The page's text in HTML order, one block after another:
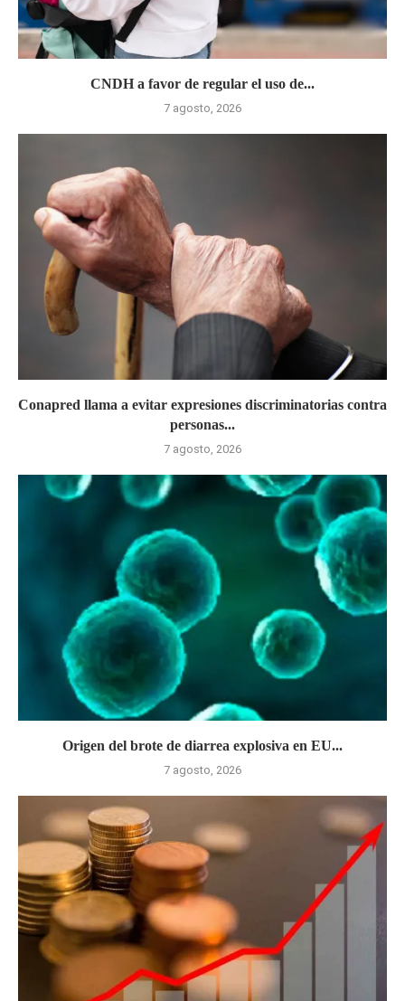
CNDH a favor de regular el uso de...
7 agosto, 2026
Conapred llama a evitar expresiones discriminatorias contra
personas...
7 agosto, 2026
Origen del brote de diarrea explosiva en EU...
7 agosto, 2026